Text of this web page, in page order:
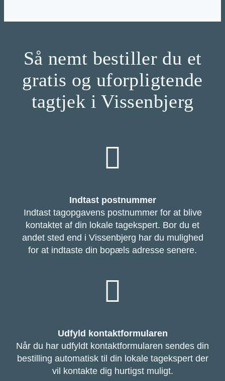
Så nemt bestiller du et
gratis og uforpligtende
tagtjek i Vissenbjerg
Indtast postnummer
Indtast tagopgavens postnummer for at blive
kontaktet af din lokale tagekspert. Bor du et
andet sted end i Vissenbjerg har du mulighed
for at indtaste din bopæls adresse senere.
Udfyld kontaktformularen
Når du har udfyldt kontaktformularen sendes din
bestilling automatisk til din lokale tagekspert der
vil kontakte dig hurtigst muligt.